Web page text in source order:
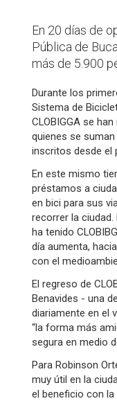
En 20 días de
Pública de
más de 5.900
Durante los
Sistema de
CLOBIGGA se
quienes se
inscritos desde el
En este mismo
préstamos a
en bici para sus
recorrer la ciudad.
ha tenido
día aumenta,
con el
El regreso de
Benavides - una
diariamente en el
“la forma más
segura en medio
Para Robinson
muy útil en la
el beneficio con la